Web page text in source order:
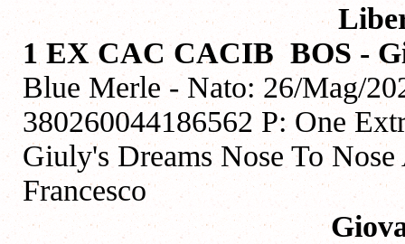
1 EX CAC CACIB BOS -
Blue Merle - Nato: 26/Mag/
380260044186562 P: One
Giuly's Dreams Nose To
Francesco